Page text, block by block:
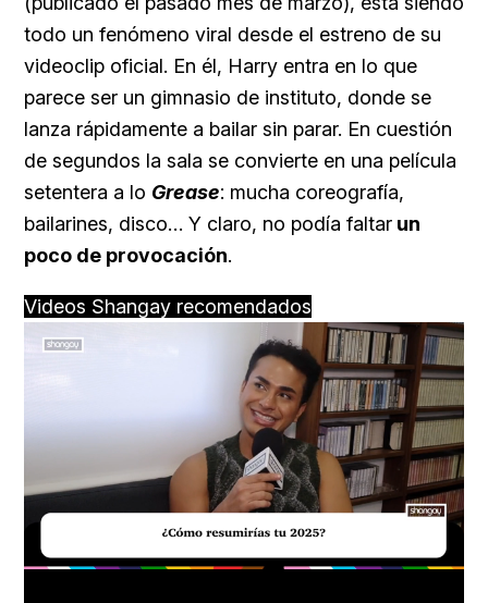
todo un fenómeno viral desde el estreno de su
videoclip oficial. En él, Harry entra en lo que
parece ser un gimnasio de instituto, donde se
lanza rápidamente a bailar sin parar. En cuestión
de segundos la sala se convierte en una película
setentera a lo Grease: mucha coreografía,
bailarines, disco… Y claro, no podía faltar un
poco de provocación.
Videos Shangay recomendados
Unmute Loaded:
40.09%